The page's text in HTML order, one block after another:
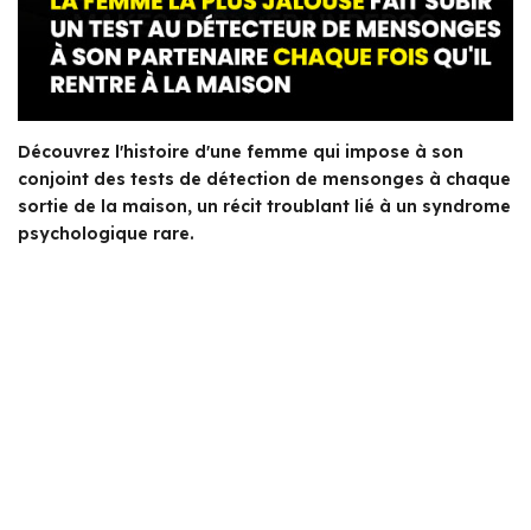
Découvrez l'histoire d'une femme qui impose à son
conjoint des tests de détection de mensonges à chaque
sortie de la maison, un récit troublant lié à un syndrome
psychologique rare.